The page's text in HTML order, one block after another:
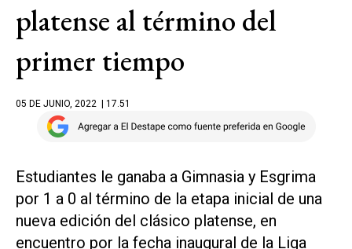
platense al término del
primer tiempo
05 DE JUNIO, 2022 | 17.51
Estudiantes le ganaba a Gimnasia y Esgrima
por 1 a 0 al término de la etapa inicial de una
nueva edición del clásico platense, en
encuentro por la fecha inaugural de la Liga